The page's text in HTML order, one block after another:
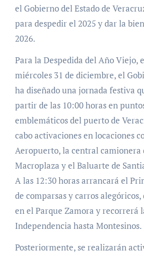
el Gobierno del Estado de
para despedir el 2025 y dar la
2026.
Para la Despedida del Año Viejo,
miércoles 31 de diciembre, el
ha diseñado una jornada festiva
partir de las 10:00 horas en
emblemáticos del puerto de
cabo activaciones en locaciones
Aeropuerto, la central camionera
Macroplaza y el Baluarte de
A las 12:30 horas arrancará el
de comparsas y carros
en el Parque Zamora y recorrerá
Independencia hasta Montesinos.
Posteriormente, se realizarán